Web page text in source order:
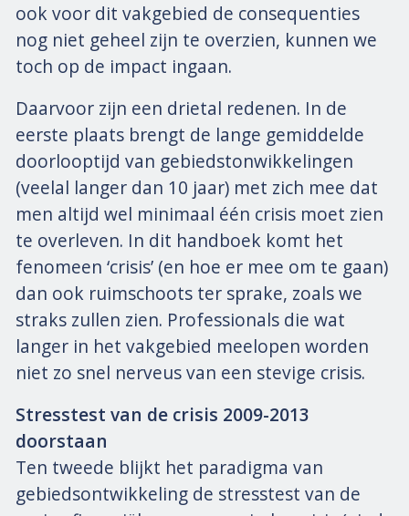
ook voor dit vakgebied de consequenties
nog niet geheel zijn te overzien, kunnen we
toch op de impact ingaan.
Daarvoor zijn een drietal redenen. In de
eerste plaats brengt de lange gemiddelde
doorlooptijd van gebiedstonwikkelingen
(veelal langer dan 10 jaar) met zich mee dat
men altijd wel minimaal één crisis moet zien
te overleven. In dit handboek komt het
fenomeen ‘crisis’ (en hoe er mee om te gaan)
dan ook ruimschoots ter sprake, zoals we
straks zullen zien. Professionals die wat
langer in het vakgebied meelopen worden
niet zo snel nerveus van een stevige crisis.
Stresstest van de crisis 2009-2013
doorstaan
Ten tweede blijkt het paradigma van
gebiedsontwikkeling de stresstest van de